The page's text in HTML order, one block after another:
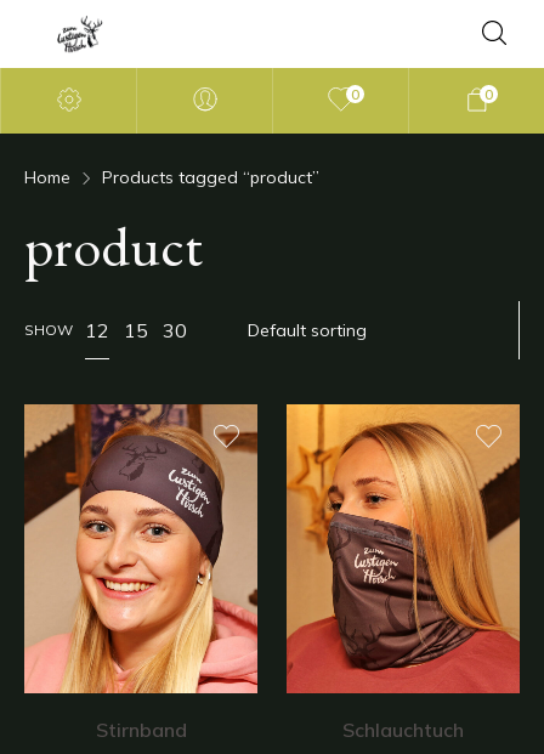
0 0
Home Products tagged “product”
product
SHOW 12 15 30
Stirnband Schlauchtuch